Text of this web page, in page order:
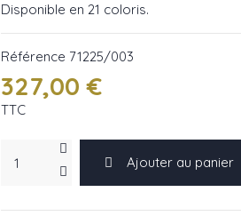
Disponible en 21 coloris.
Référence 71225/003
327,00 €
TTC
Ajouter au panier